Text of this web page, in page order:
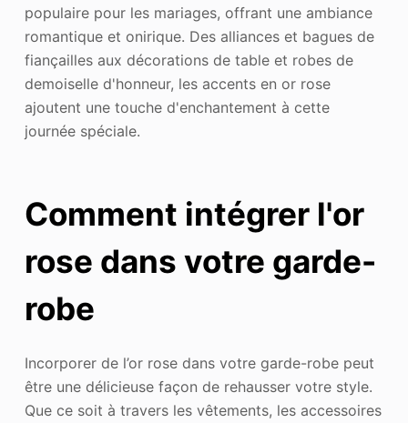
populaire pour les mariages, offrant une ambiance
romantique et onirique. Des alliances et bagues de
fiançailles aux décorations de table et robes de
demoiselle d'honneur, les accents en or rose
ajoutent une touche d'enchantement à cette
journée spéciale.
Comment intégrer l'or
rose dans votre garde-
robe
Incorporer de l’or rose dans votre garde-robe peut
être une délicieuse façon de rehausser votre style.
Que ce soit à travers les vêtements, les accessoires